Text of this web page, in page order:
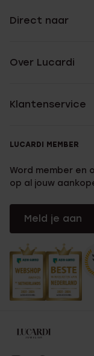
Direct naar
Over Lucardi
Klantenservice
LUCARDI MEMBER
Word member en
op al jouw
Meld je aan